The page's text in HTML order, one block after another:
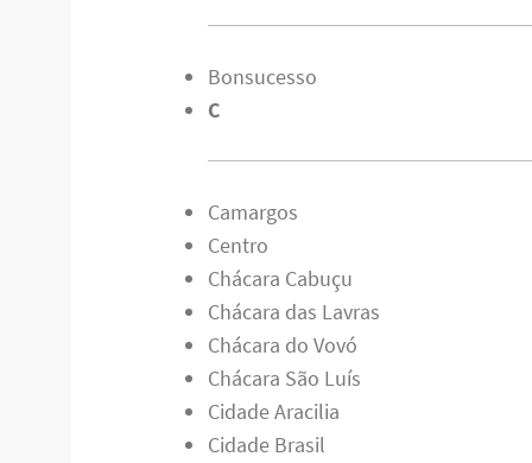
Bonsucesso
C
Camargos
Centro
Chácara Cabuçu
Chácara das Lavras
Chácara do Vovó
Chácara São Luís
Cidade Aracilia
Cidade Brasil